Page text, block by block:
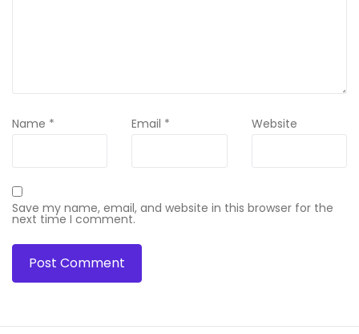
Name * Email * Website
Save my name, email, and website in this browser for the
next time I comment.